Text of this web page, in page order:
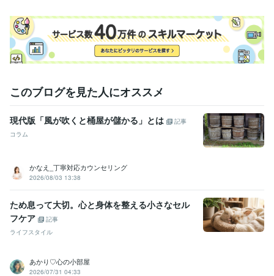
このブログを見た人にオススメ
現代版「風が吹くと桶屋が儲かる」とは
記事
コラム
かなえ_丁寧対応カウンセリング
2026/08/03 13:38
ため息って大切。心と身体を整える小さなセル
フケア
記事
ライフスタイル
あかり♡心の小部屋
2026/07/31 04:33